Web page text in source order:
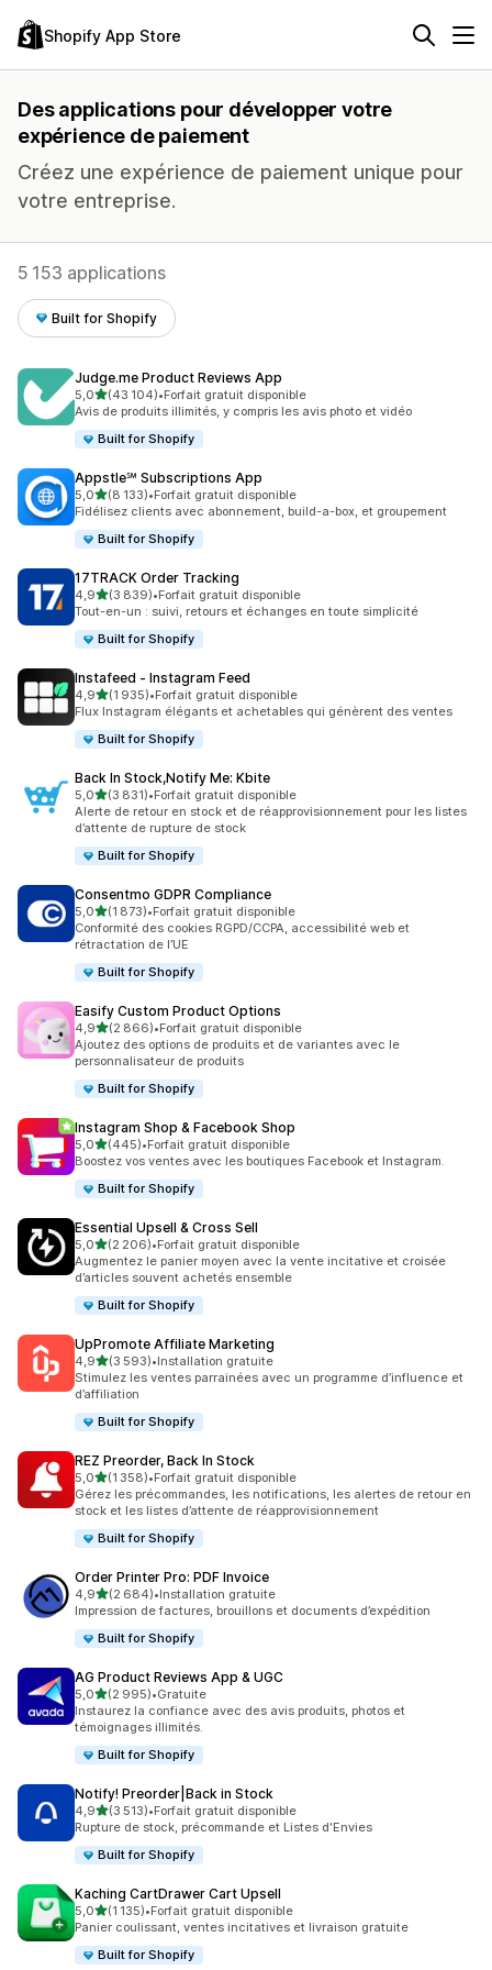
Shopify App Store
Des applications pour développer votre
expérience de paiement
Créez une expérience de paiement unique pour
votre entreprise.
5 153 applications
Built for Shopify
Judge.me Product Reviews App
5,0étoile(s) sur 5
(43 104)
43104 avis au total
•Forfait gratuit disponible
Avis de produits illimités, y compris les avis photo et vidéo
Built for Shopify
Appstle℠ Subscriptions App
5,0étoile(s) sur 5
(8 133)
8133 avis au total
•Forfait gratuit disponible
Fidélisez clients avec abonnement, build-a-box, et groupement
Built for Shopify
17TRACK Order Tracking
4,9étoile(s) sur 5
(3 839)
3839 avis au total
•Forfait gratuit disponible
Tout-en-un : suivi, retours et échanges en toute simplicité
Built for Shopify
Instafeed ‑ Instagram Feed
4,9étoile(s) sur 5
(1 935)
1935 avis au total
•Forfait gratuit disponible
Flux Instagram élégants et achetables qui génèrent des ventes
Built for Shopify
Back In Stock,Notify Me: Kbite
5,0étoile(s) sur 5
(3 831)
3831 avis au total
•Forfait gratuit disponible
Alerte de retour en stock et de réapprovisionnement pour les listes
d’attente de rupture de stock
Built for Shopify
Consentmo GDPR Compliance
5,0étoile(s) sur 5
(1 873)
1873 avis au total
•Forfait gratuit disponible
Conformité des cookies RGPD/CCPA, accessibilité web et
rétractation de l’UE
Built for Shopify
Easify Custom Product Options
4,9étoile(s) sur 5
(2 866)
2866 avis au total
•Forfait gratuit disponible
Ajoutez des options de produits et de variantes avec le
personnalisateur de produits
Built for Shopify
Instagram Shop & Facebook Shop
5,0étoile(s) sur 5
(445)
445 avis au total
•Forfait gratuit disponible
Boostez vos ventes avec les boutiques Facebook et Instagram.
Built for Shopify
Essential Upsell & Cross Sell
5,0étoile(s) sur 5
(2 206)
2206 avis au total
•Forfait gratuit disponible
Augmentez le panier moyen avec la vente incitative et croisée
d’articles souvent achetés ensemble
Built for Shopify
UpPromote Affiliate Marketing
4,9étoile(s) sur 5
(3 593)
3593 avis au total
•Installation gratuite
Stimulez les ventes parrainées avec un programme d’influence et
d’affiliation
Built for Shopify
REZ Preorder, Back In Stock
5,0étoile(s) sur 5
(1 358)
1358 avis au total
•Forfait gratuit disponible
Gérez les précommandes, les notifications, les alertes de retour en
stock et les listes d’attente de réapprovisionnement
Built for Shopify
Order Printer Pro: PDF Invoice
4,9étoile(s) sur 5
(2 684)
2684 avis au total
•Installation gratuite
Impression de factures, brouillons et documents d’expédition
Built for Shopify
AG Product Reviews App & UGC
5,0étoile(s) sur 5
(2 995)
2995 avis au total
•Gratuite
Instaurez la confiance avec des avis produits, photos et
témoignages illimités.
Built for Shopify
Notify! Preorder|Back in Stock
4,9étoile(s) sur 5
(3 513)
3513 avis au total
•Forfait gratuit disponible
Rupture de stock, précommande et Listes d'Envies
Built for Shopify
Kaching CartDrawer Cart Upsell
5,0étoile(s) sur 5
(1 135)
1135 avis au total
•Forfait gratuit disponible
Panier coulissant, ventes incitatives et livraison gratuite
Built for Shopify